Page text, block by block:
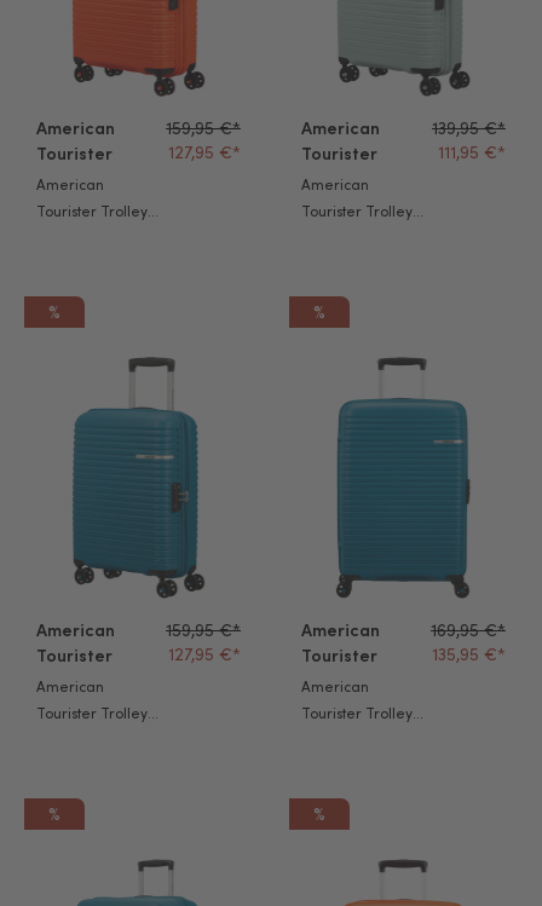
American
Tourister
American
Tourister Trolley
159,95 €*
127,95 €*
American
Tourister
American
Tourister Trolley
139,95 €*
111,95 €*
American Tourister Trolley Liftoff 55cm surf teal
%
American
Tourister
American
Tourister Trolley
159,95 €*
127,95 €*
American Tourister Trolley
%
American
Tourister
American
Tourister Trolley
169,95 €*
135,95 €*
American Tourister Trolley Liftoff 79cm surf teal
%
American Tourister Trolley
%